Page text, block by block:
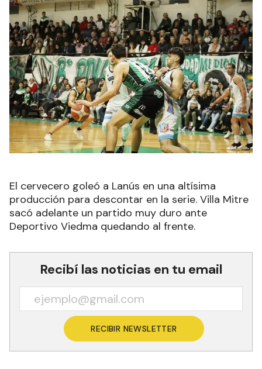
El cervecero goleó a Lanús en una altísima
producción para descontar en la serie. Villa Mitre
sacó adelante un partido muy duro ante
Deportivo Viedma quedando al frente.
Recibí las noticias en tu email
RECIBIR NEWSLETTER